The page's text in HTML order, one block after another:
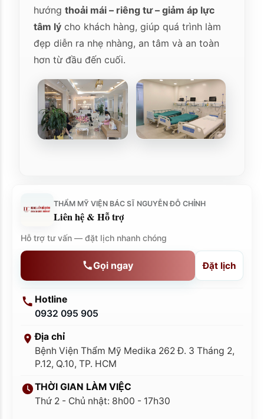
hướngthoải mái – riêng tư – giảm áp lực
tâm lý cho khách hàng, giúp quá trình làm
đẹp diễn ra nhẹ nhàng, an tâm và an toàn
hơn từ đầu đến cuối.
THẨM MỸ VIỆN BÁC SĨ NGUYỄN ĐỖ CHỈNH
Liên hệ & Hỗ trợ
Hỗ trợ tư vấn — đặt lịch nhanh chóng
Gọi ngay Đặt lịch
Hotline
0932 095 905
Địa chỉ
Bệnh Viện Thẩm Mỹ Medika 262 Đ. 3 Tháng 2,
P.12, Q.10, TP. HCM
THỜI GIAN LÀM VIỆC
Thứ 2 - Chủ nhật: 8h00 - 17h30